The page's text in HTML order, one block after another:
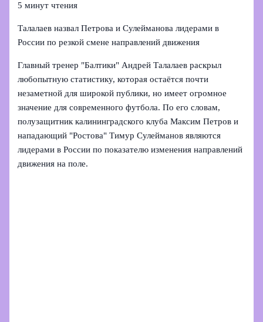
5 минут чтения
Талалаев назвал Петрова и Сулейманова лидерами в
России по резкой смене направлений движения
Главный тренер "Балтики" Андрей Талалаев раскрыл
любопытную статистику, которая остаётся почти
незаметной для широкой публики, но имеет огромное
значение для современного футбола. По его словам,
полузащитник калининградского клуба Максим Петров и
нападающий "Ростова" Тимур Сулейманов являются
лидерами в России по показателю изменения направлений
движения на поле.